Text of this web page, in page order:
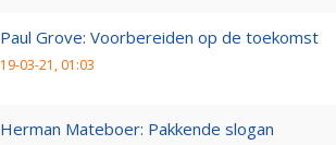
Paul Grove: Voorbereiden op de toekomst
19-03-21, 01:03
Herman Mateboer: Pakkende slogan